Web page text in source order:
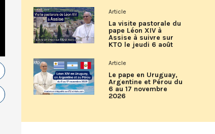
Article
La visite pastorale du
pape Léon XIV à
Assise à suivre sur
KTO le jeudi 6 août
Article
Le pape en Uruguay,
Argentine et Pérou du
6 au 17 novembre
2026